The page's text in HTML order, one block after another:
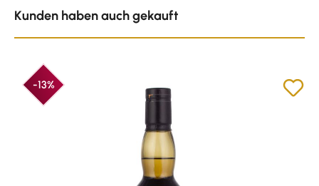
Kunden haben auch gekauft
-13%